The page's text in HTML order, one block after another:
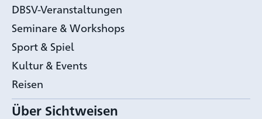
DBSV-Veranstaltungen
Seminare & Workshops
Sport & Spiel
Kultur & Events
Reisen
Über Sichtweisen